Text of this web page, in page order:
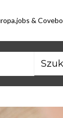
& Covebo